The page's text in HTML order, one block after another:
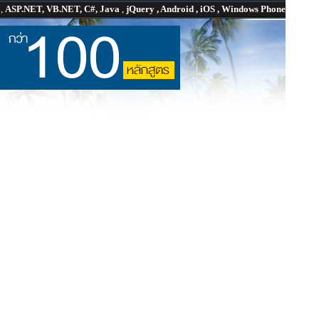
, ASP.NET, VB.NET, C#, Java , jQuery , Android , iOS , Windows Phone